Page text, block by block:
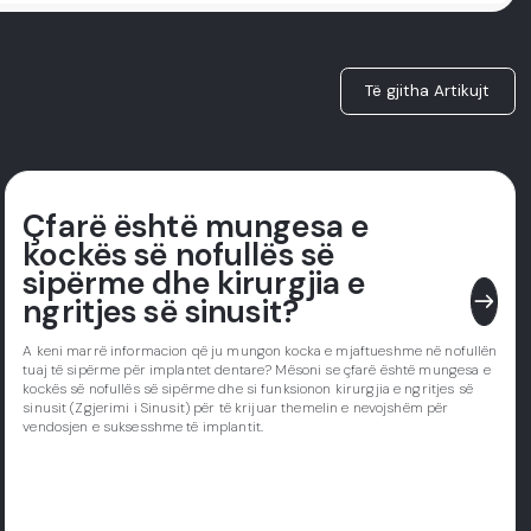
Të gjitha Artikujt
Çfarë është mungesa e
kockës së nofullës së
sipërme dhe kirurgjia e
ngritjes së sinusit? east
A keni marrë informacion që ju mungon kocka e mjaftueshme në nofullën
tuaj të sipërme për implantet dentare? Mësoni se çfarë është mungesa e
kockës së nofullës së sipërme dhe si funksionon kirurgjia e ngritjes së
sinusit (Zgjerimi i Sinusit) për të krijuar themelin e nevojshëm për
vendosjen e suksesshme të implantit.